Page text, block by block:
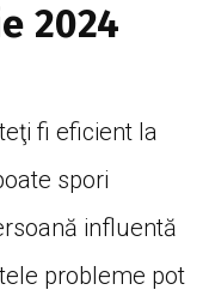
2024
fi eficient la
spori
influentă
probleme pot